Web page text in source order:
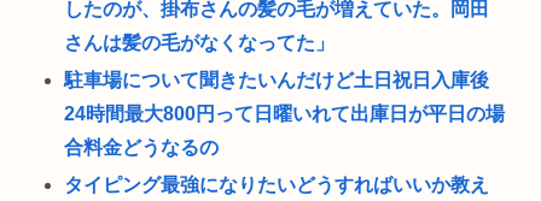
したのが、掛布さんの髪の毛が増えていた。岡田
さんは髪の毛がなくなってた」
駐車場について聞きたいんだけど土日祝日入庫後
24時間最大800円って日曜いれて出庫日が平日の場
合料金どうなるの
タイピング最強になりたいどうすればいいか教え